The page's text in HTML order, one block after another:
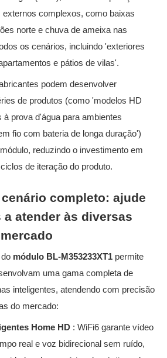
complexos, como baixas
norte e chuva de ameixa nas
os cenários, incluindo 'exteriores
e pátios de vilas'.
podem desenvolver
de produtos (como 'modelos HD
prova d'água para ambientes
fio com bateria de longa duração')
reduzindo o investimento em
de iteração do produto.
completo: ajude
atender às diversas
módulo BL-M353233XT1 permite
uma gama completa de
inteligentes, atendendo com precisão
do mercado:
Home HD : WiFi6 garante vídeo
real e voz bidirecional sem ruído,